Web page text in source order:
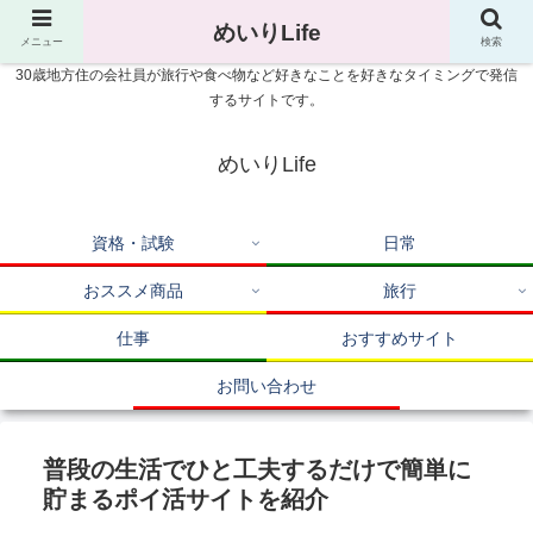
30歳地方住の会社員が旅行や食べ物など好きなことを好きなタイミングで発信
するサイトです。
めいりLife
資格・試験 日常
おススメ商品 旅行
仕事 おすすめサイト
お問い合わせ
普段の生活でひと工夫するだけで簡単に
貯まるポイ活サイトを紹介
メニュー めいりLife 検索